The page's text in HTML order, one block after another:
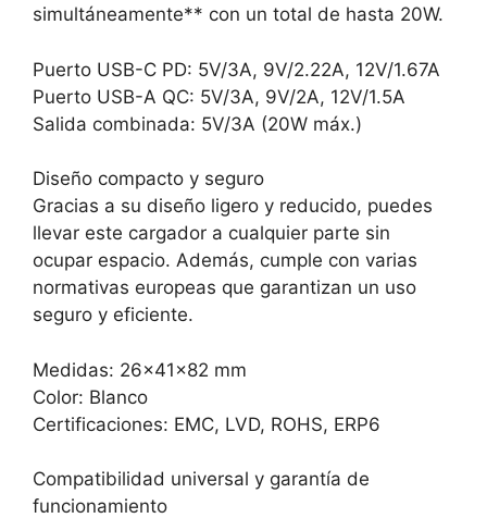
simultáneamente** con un total de hasta 20W.
Puerto USB-C PD: 5V/3A, 9V/2.22A, 12V/1.67A
Puerto USB-A QC: 5V/3A, 9V/2A, 12V/1.5A
Salida combinada: 5V/3A (20W máx.)
Diseño compacto y seguro
Gracias a su diseño ligero y reducido, puedes
llevar este cargador a cualquier parte sin
ocupar espacio. Además, cumple con varias
normativas europeas que garantizan un uso
seguro y eficiente.
Medidas: 26x41x82 mm
Color: Blanco
Certificaciones: EMC, LVD, ROHS, ERP6
Compatibilidad universal y garantía de
funcionamiento